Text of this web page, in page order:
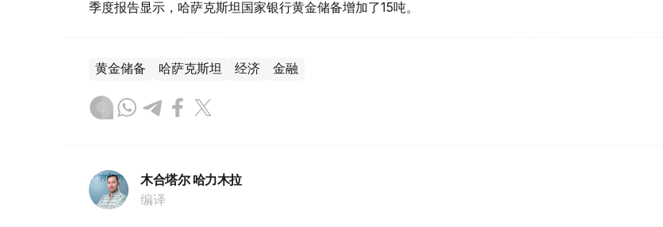
季度报告显示，哈萨克斯坦国家银行黄金储备增加了15吨。
黄金储备 哈萨克斯坦 经济 金融
木合塔尔 哈力木拉
编译